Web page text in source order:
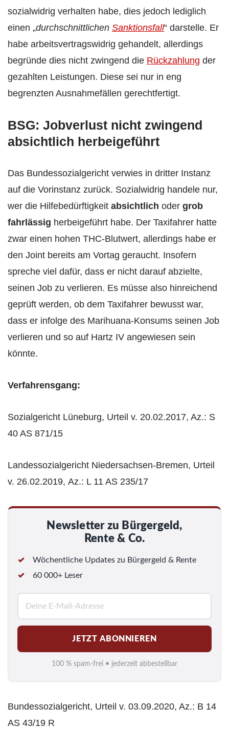
sozialwidrig verhalten habe, dies jedoch lediglich
einen „durchschnittlichen Sanktionsfall“ darstelle. Er
habe arbeitsvertragswidrig gehandelt, allerdings
begründe dies nicht zwingend die Rückzahlung der
gezahlten Leistungen. Diese sei nur in eng
begrenzten Ausnahmefällen gerechtfertigt.
BSG: Jobverlust nicht zwingend
absichtlich herbeigeführt
Das Bundessozialgericht verwies in dritter Instanz
auf die Vorinstanz zurück. Sozialwidrig handele nur,
wer die Hilfebedürftigkeit absichtlich oder grob
fahrlässig herbeigeführt habe. Der Taxifahrer hatte
zwar einen hohen THC-Blutwert, allerdings habe er
den Joint bereits am Vortag geraucht. Insofern
spreche viel dafür, dass er nicht darauf abzielte,
seinen Job zu verlieren. Es müsse also hinreichend
geprüft werden, ob dem Taxifahrer bewusst war,
dass er infolge des Marihuana-Konsums seinen Job
verlieren und so auf Hartz IV angewiesen sein
könnte.
Verfahrensgang:
Sozialgericht Lüneburg, Urteil v. 20.02.2017, Az.: S
40 AS 871/15
Landessozialgericht Niedersachsen-Bremen, Urteil
v. 26.02.2019, Az.: L 11 AS 235/17
Newsletter zu Bürgergeld,
Rente & Co.
Wöchentliche Updates zu Bürgergeld & Rente
60 000+ Leser
M
a
i
l
*
JETZT ABONNIEREN
100 % spam-frei • jederzeit abbestellbar
Bundessozialgericht, Urteil v. 03.09.2020, Az.: B 14
AS 43/19 R